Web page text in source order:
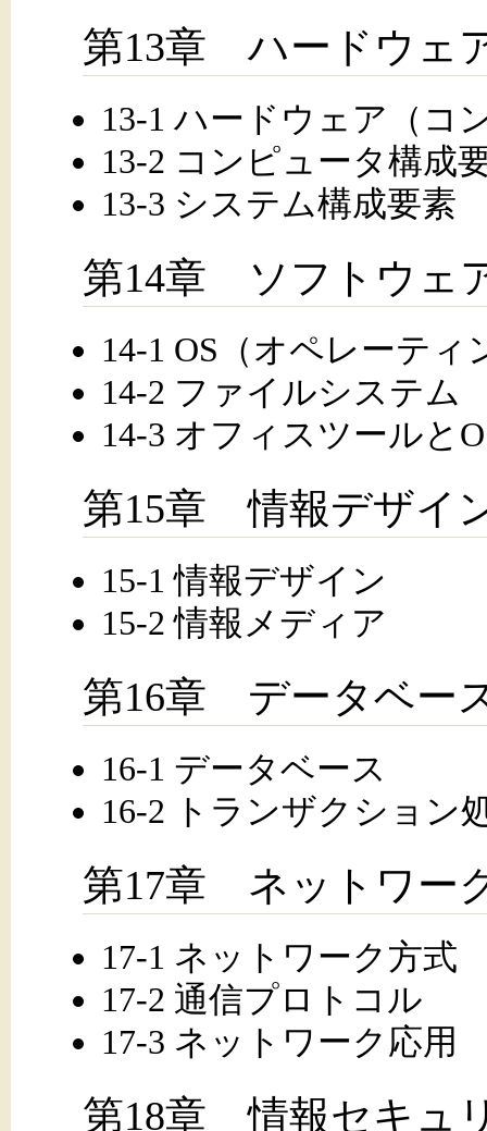
第13章 ハードウェ
13-1 ハードウェア（コ
13-2 コンピュータ構成
13-3 システム構成要素
第14章 ソフトウェ
14-1 OS（オペレーテ
14-2 ファイルシステム
14-3 オフィスツールと
第15章 情報デザイ
15-1 情報デザイン
15-2 情報メディア
第16章 データベー
16-1 データベース
16-2 トランザクション
第17章 ネットワー
17-1 ネットワーク方式
17-2 通信プロトコル
17-3 ネットワーク応用
第18章 情報セキュ